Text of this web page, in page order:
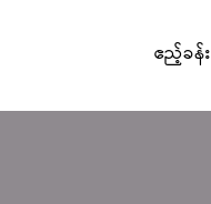
ဧည့်ခန်း